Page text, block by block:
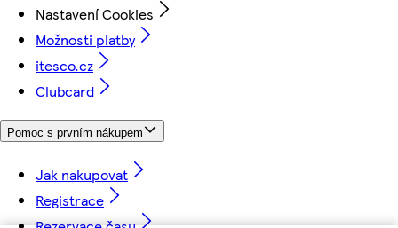
Nastavení Cookies
Možnosti platby
itesco.cz
Clubcard
Pomoc s prvním nákupem
Jak nakupovat
Registrace